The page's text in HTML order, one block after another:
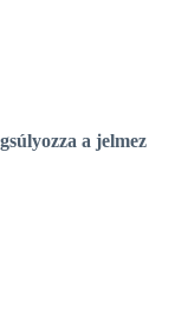
a jelmez